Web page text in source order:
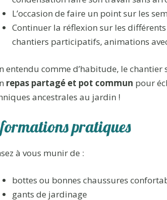
L’occasion de faire un point sur les
Continuer la réflexion sur les
chantiers participatifs, animations
entendu comme d’habitude, le
repas partagé et pot commun pour
ancestrales au jardin !
pratiques
à vous munir de :
bottes ou bonnes chaussures
gants de jardinage